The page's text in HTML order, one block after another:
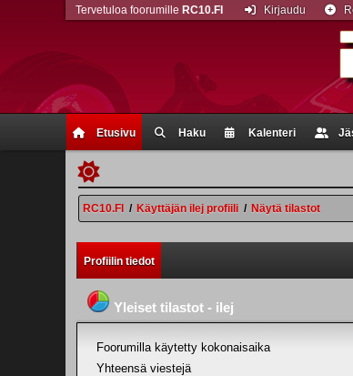
Etusivu Haku Kalenteri
Tervetuloa foorumille RC10.FI Kirjaudu
RC10.FI / Käyttäjän ilej profiili / Näytä tilastot
Profiilin tiedot
Yleiset tilastot - ilej
Foorumilla käytetty kokonaisaika
Yhteensä viestejä